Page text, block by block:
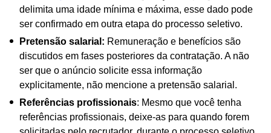
delimita uma idade mínima e máxima, esse dado pode
ser confirmado em outra etapa do processo seletivo.
Pretensão salarial: Remuneração e benefícios são
discutidos em fases posteriores da contratação. A não
ser que o anúncio solicite essa informação
explicitamente, não mencione a pretensão salarial.
Referências profissionais: Mesmo que você tenha
referências profissionais, deixe-as para quando forem